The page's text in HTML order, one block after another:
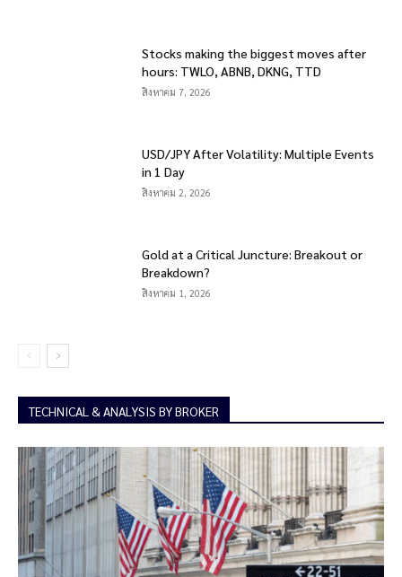
Stocks making the biggest moves after
hours: TWLO, ABNB, DKNG, TTD
สิงหาคม 7, 2026
USD/JPY After Volatility: Multiple Events
in 1 Day
สิงหาคม 2, 2026
Gold at a Critical Juncture: Breakout or
Breakdown?
สิงหาคม 1, 2026
TECHNICAL & ANALYSIS BY BROKER